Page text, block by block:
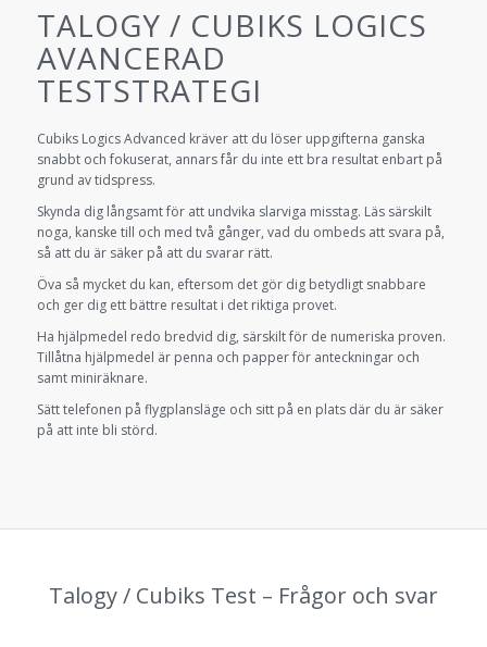
TALOGY / CUBIKS LOGICS
AVANCERAD
TESTSTRATEGI
Cubiks Logics Advanced kräver att du löser uppgifterna ganska
snabbt och fokuserat, annars får du inte ett bra resultat enbart på
grund av tidspress.
Skynda dig långsamt för att undvika slarviga misstag. Läs särskilt
noga, kanske till och med två gånger, vad du ombeds att svara på,
så att du är säker på att du svarar rätt.
Öva så mycket du kan, eftersom det gör dig betydligt snabbare
och ger dig ett bättre resultat i det riktiga provet.
Ha hjälpmedel redo bredvid dig, särskilt för de numeriska proven.
Tillåtna hjälpmedel är penna och papper för anteckningar och
samt miniräknare.
Sätt telefonen på flygplansläge och sitt på en plats där du är säker
på att inte bli störd.
Talogy / Cubiks Test – Frågor och svar